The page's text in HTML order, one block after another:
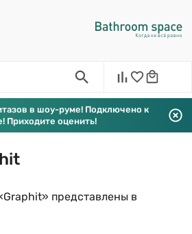
в шоу-руме! Подключено к
Приходите оценить!
представлены в